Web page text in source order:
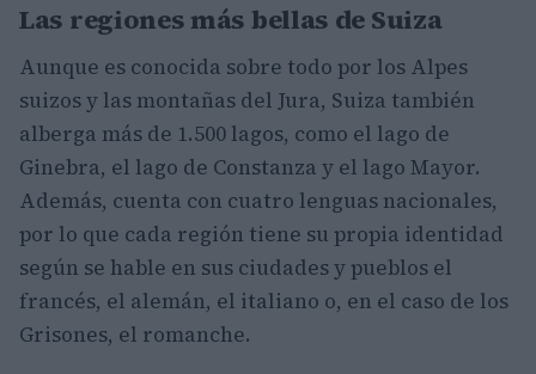
Las regiones más bellas de Suiza
Aunque es conocida sobre todo por los Alpes
suizos y las montañas del Jura, Suiza también
alberga más de 1.500 lagos, como el lago de
Ginebra, el lago de Constanza y el lago Mayor.
Además, cuenta con cuatro lenguas nacionales,
por lo que cada región tiene su propia identidad
según se hable en sus ciudades y pueblos el
francés, el alemán, el italiano o, en el caso de los
Grisones, el romanche.